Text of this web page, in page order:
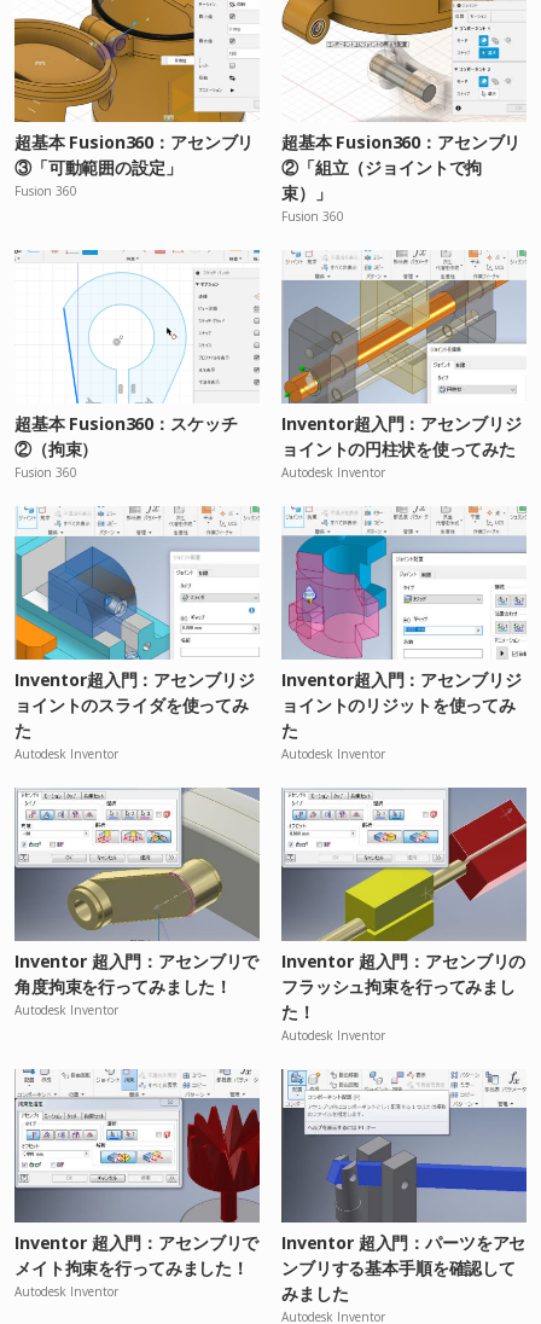
超基本 Fusion360：アセンブリ
③「可動範囲の設定」
Fusion 360
超基本 Fusion360：アセンブリ
②「組立（ジョイントで拘
束）」
Fusion 360
超基本 Fusion360：スケッチ
②（拘束）
Fusion 360
Inventor超入門：アセンブリジ
ョイントの円柱状を使ってみた
Autodesk Inventor
Inventor超入門：アセンブリジ
ョイントのスライダを使ってみ
た
Autodesk Inventor
Inventor超入門：アセンブリジ
ョイントのリジットを使ってみ
た
Autodesk Inventor
Inventor 超入門：アセンブリで
角度拘束を行ってみました！
Autodesk Inventor
Inventor 超入門：アセンブリの
フラッシュ拘束を行ってみまし
た！
Autodesk Inventor
Inventor 超入門：アセンブリで
メイト拘束を行ってみました！
Autodesk Inventor
Inventor 超入門：パーツをアセ
ンブリする基本手順を確認して
みました
Autodesk Inventor